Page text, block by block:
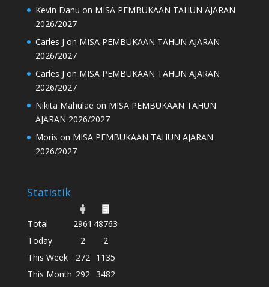
Kevin Danu on MISA PEMBUKAAN TAHUN AJARAN
2026/2027
Carles J on MISA PEMBUKAAN TAHUN AJARAN
2026/2027
Carles J on MISA PEMBUKAAN TAHUN AJARAN
2026/2027
Nikita Mahulae on MISA PEMBUKAAN TAHUN
AJARAN 2026/2027
Moris on MISA PEMBUKAAN TAHUN AJARAN
2026/2027
Statistik
Total 2961 48763
Today
2
2
This Week
272 1135
This Month 292 3482